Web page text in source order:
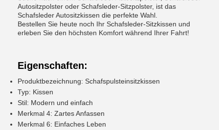
Autositzpolster oder Schafsleder-Sitzpolster, ist das
Schafsleder Autositzkissen die perfekte Wahl.
Bestellen Sie heute noch Ihr Schafsleder-Sitzkissen und
erleben Sie den höchsten Komfort während Ihrer Fahrt!
Eigenschaften:
Produktbezeichnung: Schafspulsteinsitzkissen
Typ: Kissen
Stil: Modern und einfach
Merkmal 4: Zartes Anfassen
Merkmal 6: Einfaches Leben